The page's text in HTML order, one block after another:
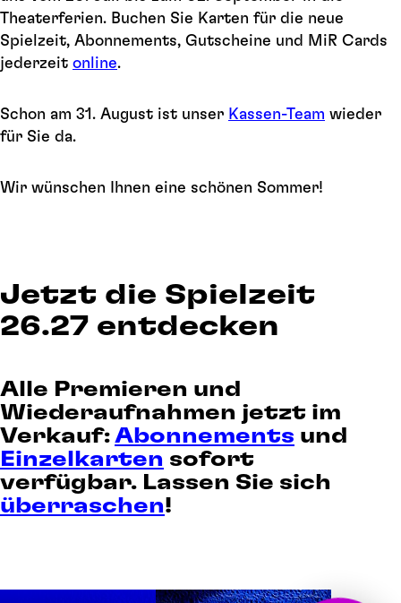
Theaterferien. Buchen Sie Karten für die neue
Spielzeit, Abonnements, Gutscheine und MiR Cards
jederzeit online.
Schon am 31. August ist unser Kassen-Team wieder
für Sie da.
Wir wünschen Ihnen eine schönen Sommer!
Jetzt die Spielzeit
26.27 entdecken
Alle Premieren und
Wiederaufnahmen jetzt im
Verkauf: Abonnements und
Einzelkarten sofort
verfügbar. Lassen Sie sich
überraschen!